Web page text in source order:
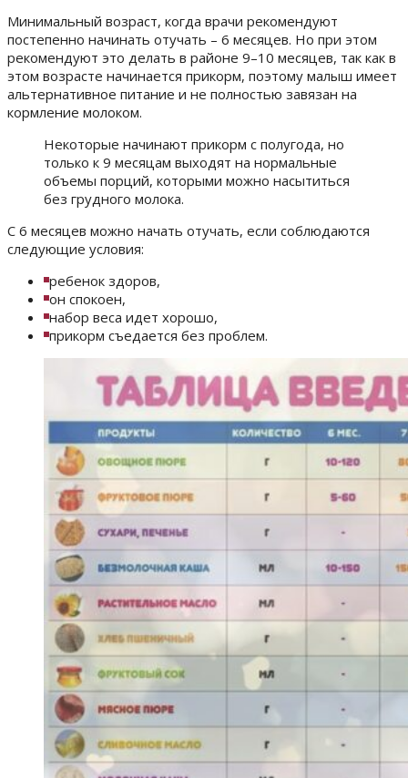
Минимальный возраст, когда врачи рекомендуют
постепенно начинать отучать – 6 месяцев. Но при этом
рекомендуют это делать в районе 9–10 месяцев, так как в
этом возрасте начинается прикорм, поэтому малыш имеет
альтернативное питание и не полностью завязан на
кормление молоком.
Некоторые начинают прикорм с полугода, но
только к 9 месяцам выходят на нормальные
объемы порций, которыми можно насытиться
без грудного молока.
С 6 месяцев можно начать отучать, если соблюдаются
следующие условия:
ребенок здоров,
он спокоен,
набор веса идет хорошо,
прикорм съедается без проблем.